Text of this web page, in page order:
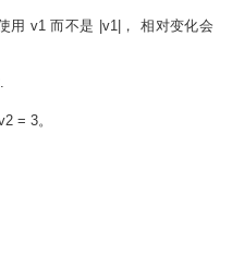
用 v1 而不是 |v1|， 相对变化会
= 3。